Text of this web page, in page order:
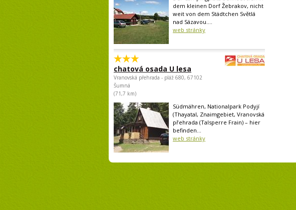
dem kleinen Dorf Žebrakov, nicht
weit von dem Städtchen Světlá
nad Sázavou....
web stránky
chatová osada U lesa
Vranovská přehrada - pláž 680, 67102
Šumná
(71,7 km)
Südmähren, Nationalpark Podyjí
(Thayatal, Znaimgebiet, Vranovská
přehrada (Talsperre Frain) – hier
befinden...
web stránky